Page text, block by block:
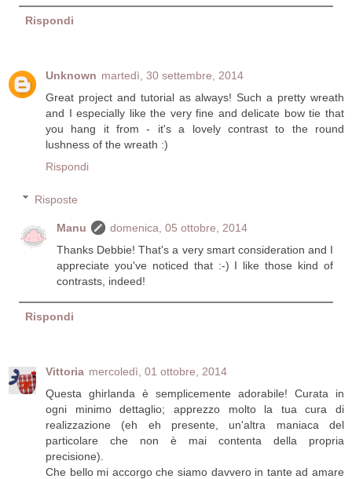
Rispondi
Unknown martedì, 30 settembre, 2014
Great project and tutorial as always! Such a pretty wreath
and I especially like the very fine and delicate bow tie that
you hang it from - it's a lovely contrast to the round
lushness of the wreath :)
Rispondi
Risposte
Manu
domenica, 05 ottobre, 2014
Thanks Debbie! That's a very smart consideration and I
appreciate you've noticed that :-) I like those kind of
contrasts, indeed!
Rispondi
Vittoria mercoledì, 01 ottobre, 2014
Questa ghirlanda è semplicemente adorabile! Curata in
ogni minimo dettaglio; apprezzo molto la tua cura di
realizzazione (eh eh presente, un'altra maniaca del
particolare che non è mai contenta della propria
precisione).
Che bello mi accorgo che siamo davvero in tante ad amare